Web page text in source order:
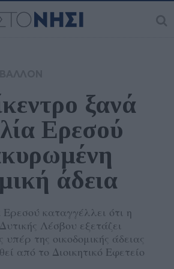
ξανά
Ερεσού
άδεια
καταγγέλλει ότι η
Λέσβου εξετάζει
υπέρ της οικοδομικής άδειας
από το Διοικητικό Εφετείο